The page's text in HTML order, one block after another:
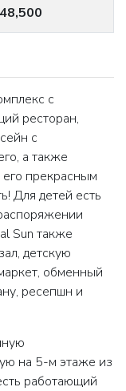
с
ресторан,
с
а также
его прекрасным
Для детей есть
Sun также
детскую
обменный
ресепшн и
на 5-м этаже из
работающий